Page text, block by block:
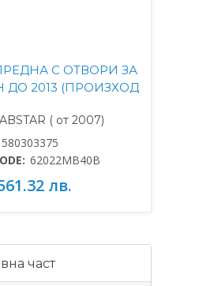
С ОТВОРИ ЗА
ДО 2013 (ПРОИЗХОД
( от 2007)
580303375
62022MB40B
лв.
част